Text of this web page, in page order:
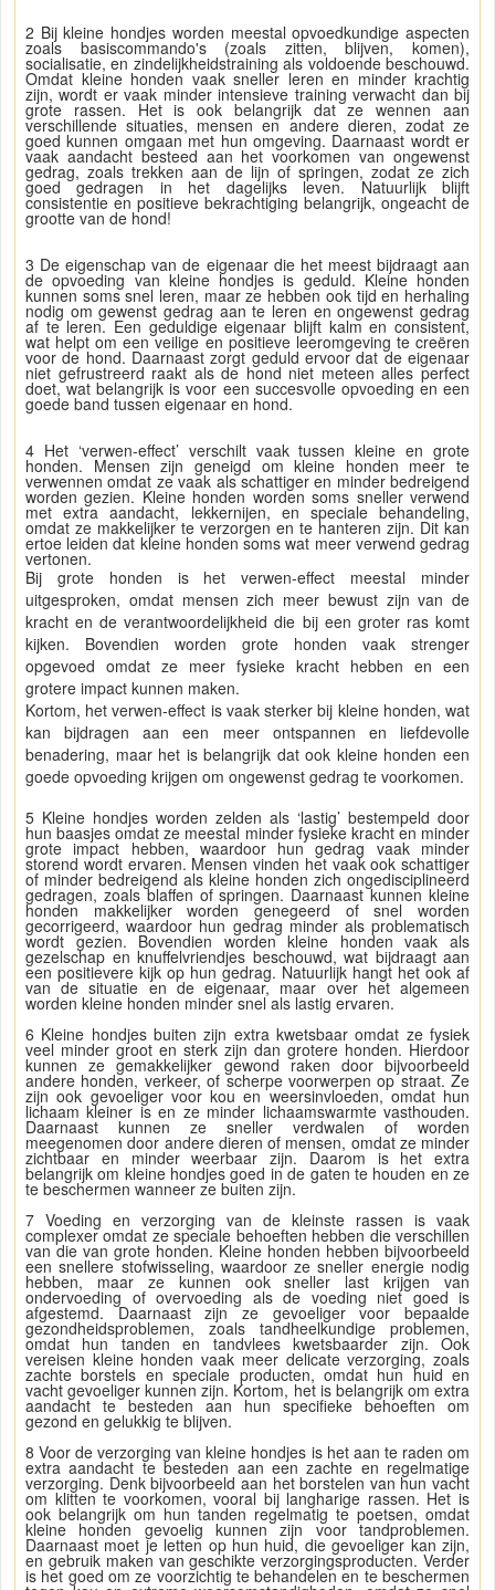
2 Bij kleine hondjes worden meestal opvoedkundige aspecten
zoals basiscommando's (zoals zitten, blijven, komen),
socialisatie, en zindelijkheidstraining als voldoende beschouwd.
Omdat kleine honden vaak sneller leren en minder krachtig
zijn, wordt er vaak minder intensieve training verwacht dan bij
grote rassen. Het is ook belangrijk dat ze wennen aan
verschillende situaties, mensen en andere dieren, zodat ze
goed kunnen omgaan met hun omgeving. Daarnaast wordt er
vaak aandacht besteed aan het voorkomen van ongewenst
gedrag, zoals trekken aan de lijn of springen, zodat ze zich
goed gedragen in het dagelijks leven. Natuurlijk blijft
consistentie en positieve bekrachtiging belangrijk, ongeacht de
grootte van de hond!
3 De eigenschap van de eigenaar die het meest bijdraagt aan
de opvoeding van kleine hondjes is geduld. Kleine honden
kunnen soms snel leren, maar ze hebben ook tijd en herhaling
nodig om gewenst gedrag aan te leren en ongewenst gedrag
af te leren. Een geduldige eigenaar blijft kalm en consistent,
wat helpt om een veilige en positieve leeromgeving te creëren
voor de hond. Daarnaast zorgt geduld ervoor dat de eigenaar
niet gefrustreerd raakt als de hond niet meteen alles perfect
doet, wat belangrijk is voor een succesvolle opvoeding en een
goede band tussen eigenaar en hond.
4 Het ‘verwen-effect’ verschilt vaak tussen kleine en grote
honden. Mensen zijn geneigd om kleine honden meer te
verwennen omdat ze vaak als schattiger en minder bedreigend
worden gezien. Kleine honden worden soms sneller verwend
met extra aandacht, lekkernijen, en speciale behandeling,
omdat ze makkelijker te verzorgen en te hanteren zijn. Dit kan
ertoe leiden dat kleine honden soms wat meer verwend gedrag
vertonen.
Bij grote honden is het verwen-effect meestal minder
uitgesproken, omdat mensen zich meer bewust zijn van de
kracht en de verantwoordelijkheid die bij een groter ras komt
kijken. Bovendien worden grote honden vaak strenger
opgevoed omdat ze meer fysieke kracht hebben en een
grotere impact kunnen maken.
Kortom, het verwen-effect is vaak sterker bij kleine honden, wat
kan bijdragen aan een meer ontspannen en liefdevolle
benadering, maar het is belangrijk dat ook kleine honden een
goede opvoeding krijgen om ongewenst gedrag te voorkomen.
5 Kleine hondjes worden zelden als ‘lastig’ bestempeld door
hun baasjes omdat ze meestal minder fysieke kracht en minder
grote impact hebben, waardoor hun gedrag vaak minder
storend wordt ervaren. Mensen vinden het vaak ook schattiger
of minder bedreigend als kleine honden zich ongedisciplineerd
gedragen, zoals blaffen of springen. Daarnaast kunnen kleine
honden makkelijker worden genegeerd of snel worden
gecorrigeerd, waardoor hun gedrag minder als problematisch
wordt gezien. Bovendien worden kleine honden vaak als
gezelschap en knuffelvriendjes beschouwd, wat bijdraagt aan
een positievere kijk op hun gedrag. Natuurlijk hangt het ook af
van de situatie en de eigenaar, maar over het algemeen
worden kleine honden minder snel als lastig ervaren.
6 Kleine hondjes buiten zijn extra kwetsbaar omdat ze fysiek
veel minder groot en sterk zijn dan grotere honden. Hierdoor
kunnen ze gemakkelijker gewond raken door bijvoorbeeld
andere honden, verkeer, of scherpe voorwerpen op straat. Ze
zijn ook gevoeliger voor kou en weersinvloeden, omdat hun
lichaam kleiner is en ze minder lichaamswarmte vasthouden.
Daarnaast kunnen ze sneller verdwalen of worden
meegenomen door andere dieren of mensen, omdat ze minder
zichtbaar en minder weerbaar zijn. Daarom is het extra
belangrijk om kleine hondjes goed in de gaten te houden en ze
te beschermen wanneer ze buiten zijn.
7 Voeding en verzorging van de kleinste rassen is vaak
complexer omdat ze speciale behoeften hebben die verschillen
van die van grote honden. Kleine honden hebben bijvoorbeeld
een snellere stofwisseling, waardoor ze sneller energie nodig
hebben, maar ze kunnen ook sneller last krijgen van
ondervoeding of overvoeding als de voeding niet goed is
afgestemd. Daarnaast zijn ze gevoeliger voor bepaalde
gezondheidsproblemen, zoals tandheelkundige problemen,
omdat hun tanden en tandvlees kwetsbaarder zijn. Ook
vereisen kleine honden vaak meer delicate verzorging, zoals
zachte borstels en speciale producten, omdat hun huid en
vacht gevoeliger kunnen zijn. Kortom, het is belangrijk om extra
aandacht te besteden aan hun specifieke behoeften om
gezond en gelukkig te blijven.
8 Voor de verzorging van kleine hondjes is het aan te raden om
extra aandacht te besteden aan een zachte en regelmatige
verzorging. Denk bijvoorbeeld aan het borstelen van hun vacht
om klitten te voorkomen, vooral bij langharige rassen. Het is
ook belangrijk om hun tanden regelmatig te poetsen, omdat
kleine honden gevoelig kunnen zijn voor tandproblemen.
Daarnaast moet je letten op hun huid, die gevoeliger kan zijn,
en gebruik maken van geschikte verzorgingsproducten. Verder
is het goed om ze voorzichtig te behandelen en te beschermen